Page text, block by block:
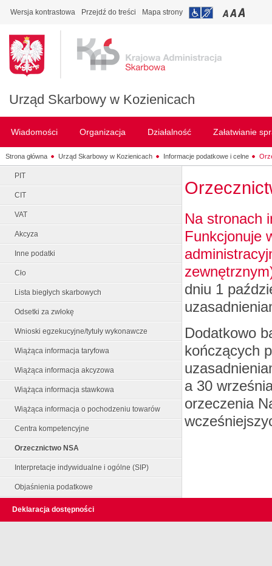
Wersja kontrastowa Przejdź do treści Mapa strony
Urząd Skarbowy w Kozienicach
Wiadomości Organizacja Działalność Załatwianie
Strona główna Urząd Skarbowy w Kozienicach Informacje podatkowe i celne
PIT
CIT
VAT
Akcyza
Inne podatki
Cło
Lista biegłych skarbowych
Odsetki za zwłokę
Wnioski egzekucyjne/tytuły wykonawcze
Wiążąca informacja taryfowa
Wiążąca informacja akcyzowa
Wiążąca informacja stawkowa
Wiążąca informacja o pochodzeniu towarów
Centra kompetencyjne
Orzecznictwo NSA
Interpretacje indywidualne i ogólne (SIP)
Objaśnienia podatkowe
Na stronach
Funkcjonuje
dniu 1
Dodatkowo
kończących
a 30
orzeczenia
Deklaracja dostępności